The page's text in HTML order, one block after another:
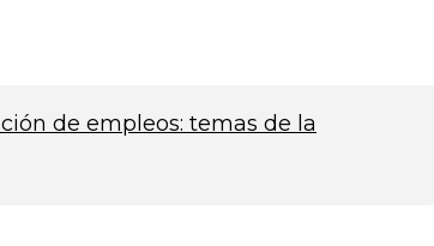
de empleos: temas de la